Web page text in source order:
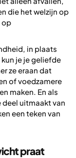
die het welzijn op
op
in plaats
je je geliefde
ze eraan dat
of voedzamere
maken. En als
uitmaakt van
een teken van
praat